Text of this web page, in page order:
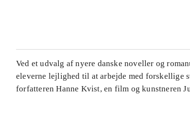
Ved et udvalg af nyere danske noveller og
eleverne lejlighed til at arbejde med forskellige
forfatteren Hanne Kvist, en film og kunstneren